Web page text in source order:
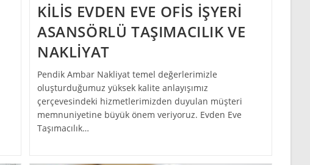
KİLİS EVDEN EVE OFİS İŞYERİ
ASANSÖRLÜ TAŞIMACILIK VE
NAKLİYAT
Pendik Ambar Nakliyat temel değerlerimizle
oluşturduğumuz yüksek kalite anlayışımız
çerçevesindeki hizmetlerimizden duyulan müşteri
memnuniyetine büyük önem veriyoruz. Evden Eve
Taşımacılık…